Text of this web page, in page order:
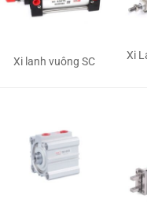
Xi lanh vuông SC Xi